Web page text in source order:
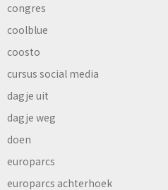
congres
coolblue
coosto
cursus social media
dagje uit
dagje weg
doen
europarcs
europarcs achterhoek